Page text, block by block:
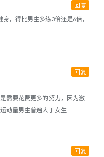
回复
，得比男生多练3倍还是6倍，
回复
需要花费更多的努力，因为激
动量男生普遍大于女生
回复